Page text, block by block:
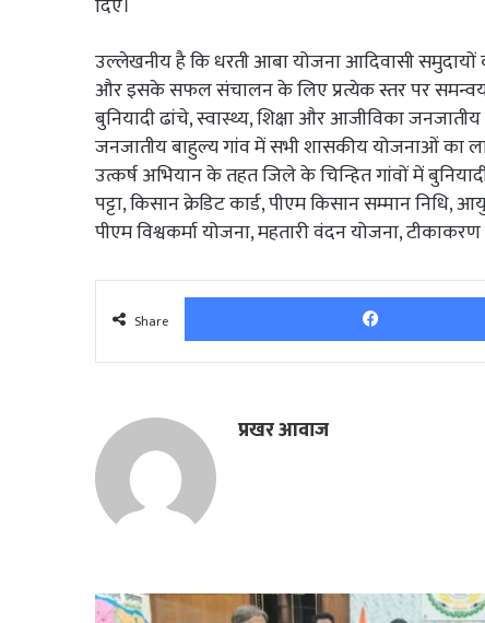
उल्लेखनीय है कि धरती आबा योजना आदिवासी
और इसके सफल संचालन के लिए प्रत्येक स्तर पर
बुनियादी ढांचे, स्वास्थ्य, शिक्षा और आजीविका
जनजातीय बाहुल्य गांव में सभी शासकीय योजनाओं का
उत्कर्ष अभियान के तहत जिले के चिन्हित गांवों में
पट्टा, किसान क्रेडिट कार्ड, पीएम किसान सम्मान निधि,
पीएम विश्वकर्मा योजना, महतारी वंदन योजना,
Share
प्रखर आवाज